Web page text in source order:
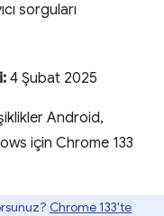
sorguları
4 Şubat 2025
Android,
için Chrome 133
Chrome 133'te